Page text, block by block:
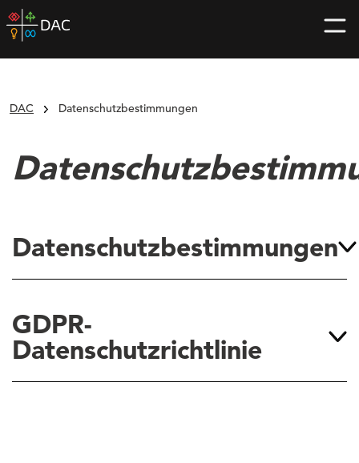
Skip
to
home
DAC Datenschutzbestimmungen
Datenschutzbestimmungen
GDPR-
Datenschutzrichtlinie